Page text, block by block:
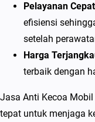
Pelayanan
efisiensi
setelah
Harga
terbaik dengan
Jasa Anti Kecoa
tepat untuk menjaga